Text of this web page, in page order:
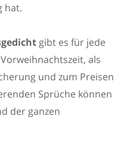
hat.
gibt es für jede
als
und zum Preisen
Sprüche können
der ganzen